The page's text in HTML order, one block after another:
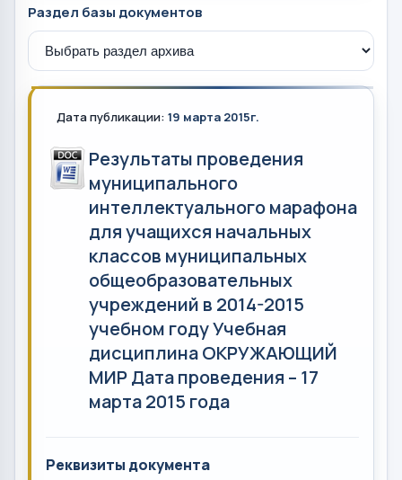
Раздел базы документов
Дата публикации: 19 марта 2015г.
Результаты проведения
муниципального
интеллектуального марафона
для учащихся начальных
классов муниципальных
общеобразовательных
учреждений в 2014-2015
учебном году Учебная
дисциплина ОКРУЖАЮЩИЙ
МИР Дата проведения – 17
марта 2015 года
Реквизиты документа